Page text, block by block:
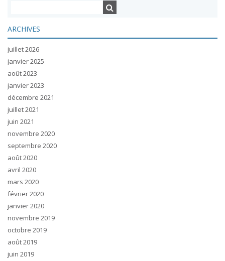
ARCHIVES
juillet 2026
janvier 2025
août 2023
janvier 2023
décembre 2021
juillet 2021
juin 2021
novembre 2020
septembre 2020
août 2020
avril 2020
mars 2020
février 2020
janvier 2020
novembre 2019
octobre 2019
août 2019
juin 2019